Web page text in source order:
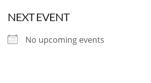
NEXT EVENT
No upcoming events